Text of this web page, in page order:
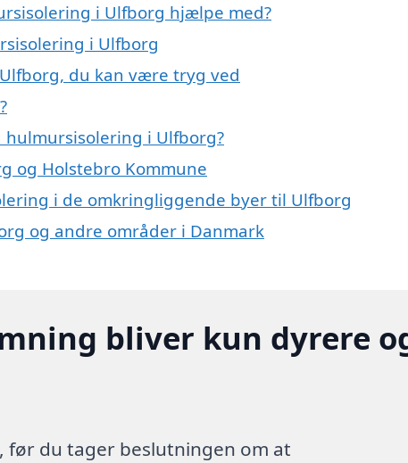
i Ulfborg hjælpe med?
i Ulfborg
du kan være tryg ved
i Ulfborg?
og Holstebro Kommune
i de omkringliggende byer til Ulfborg
og andre områder i Danmark
bliver kun dyrere
før du tager beslutningen om at